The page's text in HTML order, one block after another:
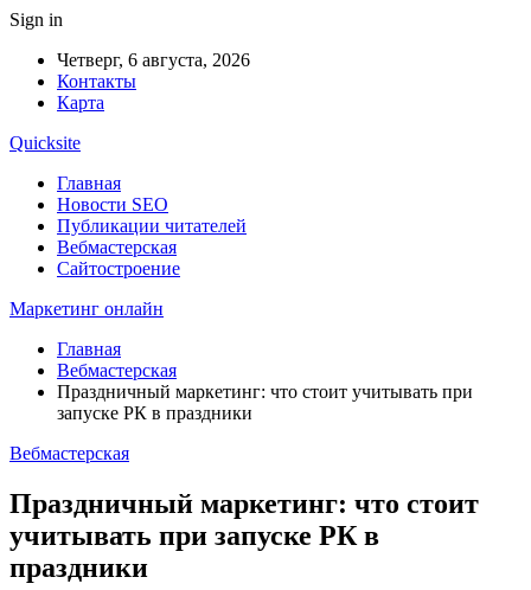
Sign in
Четверг, 6 августа, 2026
Контакты
Карта
Quicksite
Главная
Новости SEO
Публикации читателей
Вебмастерская
Сайтостроение
Маркетинг онлайн
Главная
Вебмастерская
Праздничный маркетинг: что стоит учитывать при
запуске РК в праздники
Вебмастерская
Праздничный маркетинг: что стоит
учитывать при запуске РК в
праздники